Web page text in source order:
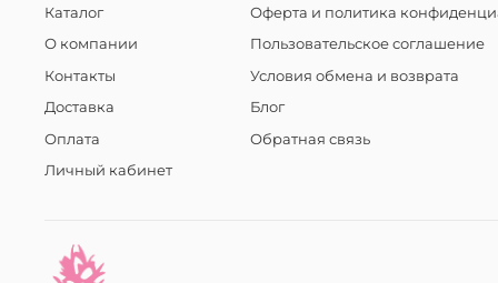
Каталог
О компании
Контакты
Доставка
Оплата
Личный кабинет
Оферта и политика
Пользовательское соглашение
Условия обмена и возврата
Блог
Обратная связь